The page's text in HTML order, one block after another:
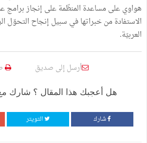
هواوي على مساعدة المنظّمة على إنجاز برامج
الاستفادة من خبراتها في سبيل إنجاح التحوّل
العربيّة.
أرسل إلى صديق
هل أعجبك هذا المقال ؟ شارك
شارك التويتر